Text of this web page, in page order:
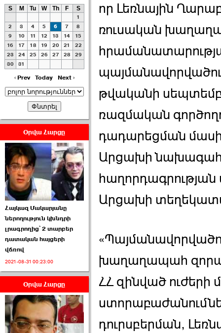
ՀԱՅԱՊԱՀՊԱՆՈՒԹԻՒՆ՝
ՀԱՒԱՏՔԻ ԵՒ
ԿՐԹՈՒԹԵԱՆ
ՃԱՆԱՊԱՐՀՈՎ ›››
2026-07-06 06:50:00
Ամենաշատը էսօրվանից
էի վախենում.Նիկոլայ
Եղիազարյան ›››
2026-07-05 23:19:00
ՏԵՍԱՆՅՈՒԹ․ Ի՞նչ
իրավիճակ է այս ›››
2026-07-04 10:40:00
S M Tu W Th F S
1
2
3 4 5 6 7
8
9
10 11 12 13 14
15
16
17 18 19 20 21
22
23
24 25 26 27 28
29
30
31
‹ Prev Today Next ›
Օրվա Հարցը
Հայկազ Մակարյանը
ներողություն կխնդրի
լրագրողից՝ 2 տարբեր
դատական հայցերի
վճռով
2021-08-31 00:23:00
Օրվա Հարցը
որ Լեռնային
ռուսական
թվականի
ռազմական
դադարեցման
Արցախի
հաղորդագրության
Արցախի
խաղաղապահ
ՀՀ զինված ուժերի
դուրսբերման,